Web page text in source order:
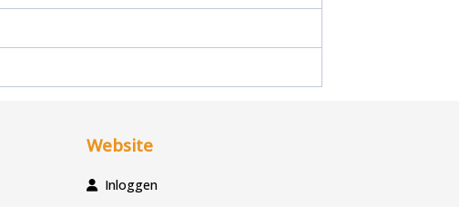
Website
Inloggen